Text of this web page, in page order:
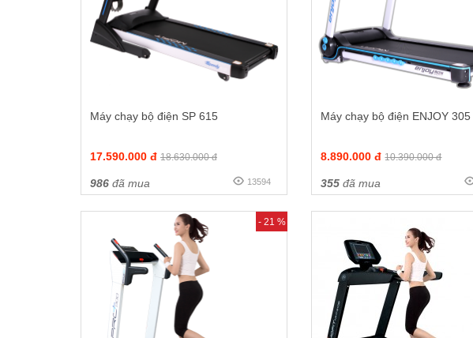
Máy chạy bộ điện SP 615
17.590.000 đ 18.630.000 đ
986 đã mua 13594
Máy chạy bộ điện ENJOY 305
8.890.000 đ 10.390.000 đ
355 đã mua
- 21 %